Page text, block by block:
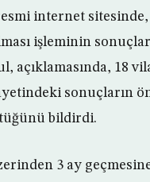
internet
işleminin
açıklamasında, 18
sonuçların
bildirdi.
3 ay